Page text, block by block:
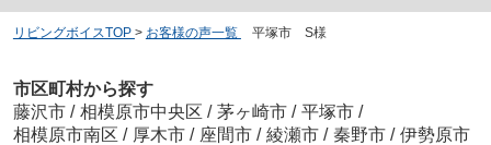
リビングボイスTOP > お客様の声一覧 平塚市 S様
市区町村から探す
藤沢市 / 相模原市中央区 / 茅ヶ崎市 / 平塚市 /
相模原市南区 / 厚木市 / 座間市 / 綾瀬市 / 秦野市 / 伊勢原市